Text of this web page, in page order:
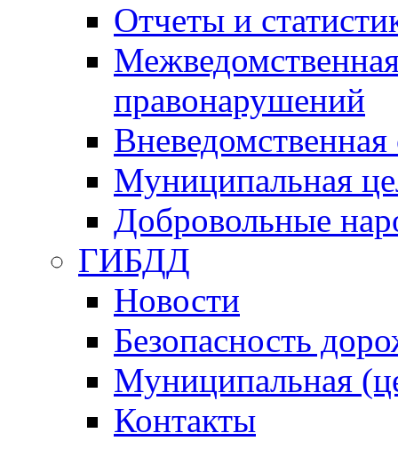
Отчеты и
правонарушений
Вневедомственная
Муниципальная
Добровольные
ГИБДД
Новости
Безопасность
Муниципальная
Контакты